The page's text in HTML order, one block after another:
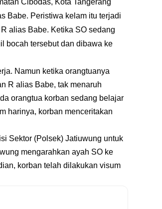
Babe. Peristiwa kelam itu terjadi
alias Babe. Ketika SO sedang
bocah tersebut dan dibawa ke
Namun ketika orangtuanya
R alias Babe, tak menaruh
orangtua korban sedang belajar
harinya, korban menceritakan
Sektor (Polsek) Jatiuwung untuk
mengarahkan ayah SO ke
korban telah dilakukan visum